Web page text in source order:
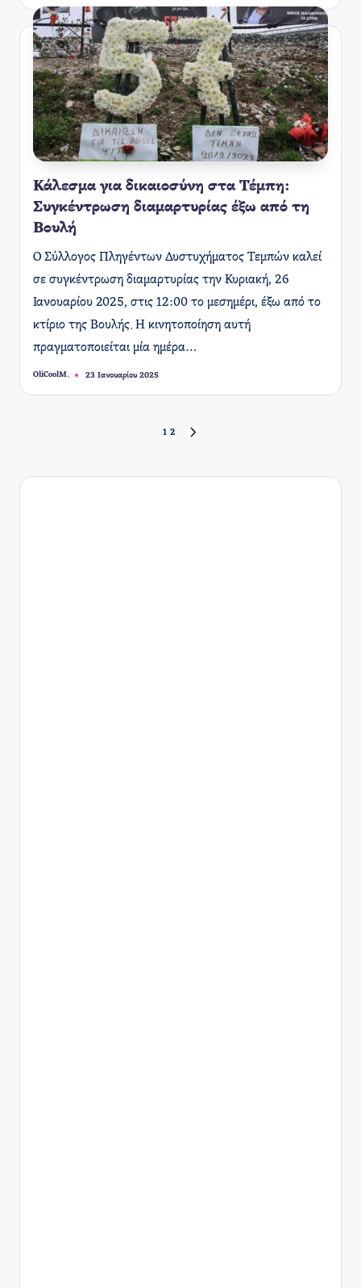
Κάλεσμα για δικαιοσύνη στα Τέμπη:
Συγκέντρωση διαμαρτυρίας έξω από τη
Βουλή
Ο Σύλλογος Πληγέντων Δυστυχήματος Τεμπών καλεί
σε συγκέντρωση διαμαρτυρίας την Κυριακή, 26
Ιανουαρίου 2025, στις 12:00 το μεσημέρι, έξω από το
κτίριο της Βουλής. Η κινητοποίηση αυτή
πραγματοποιείται μία ημέρα…
Συγγραφέας:
OliCoolM. 23 Ιανουαρίου 2025
Σελιδοποίηση1 2